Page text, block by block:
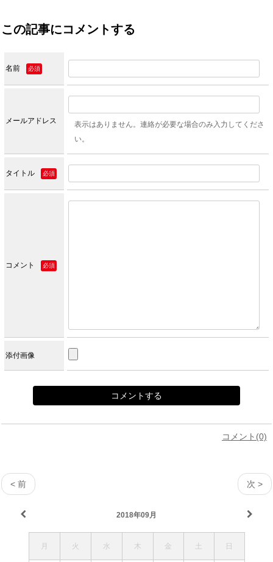
この記事にコメントする
名前 必須
メールアドレス
表示はありません。連絡が必要な場合のみ入力してくださ
い。
タイトル 必須
コメント 必須
添付画像
コメント(0)
< 前 次 >
2018年09月
月 火 水 木 金 土 日